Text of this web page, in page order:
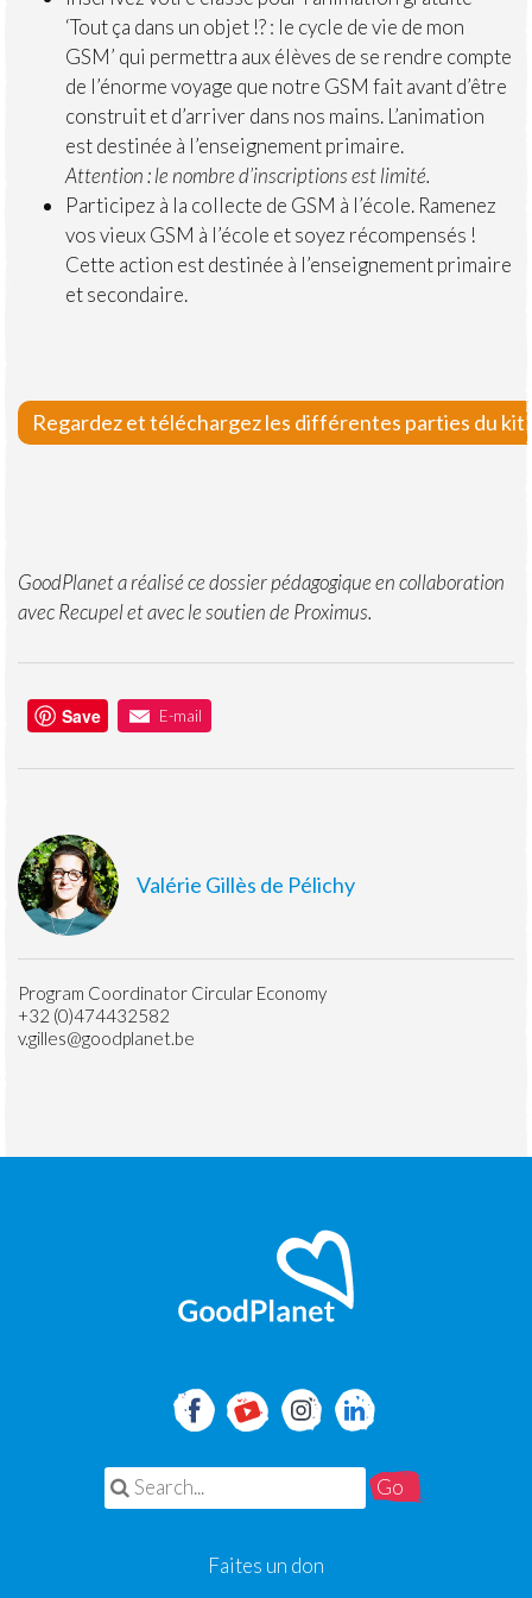
Valérie Gillès de Pélichy
Program Coordinator Circular Economy
+32 (0)474432582
v.gilles@goodplanet.be
‘Tout ça dans un objet !? : le cycle de vie de mon
GSM’ qui permettra aux élèves de se rendre compte
de l’énorme voyage que notre GSM fait avant d’être
construit et d’arriver dans nos mains. L’animation
est destinée à l’enseignement primaire.
Attention : le nombre d’inscriptions est limité.
Participez à la collecte de GSM à l’école. Ramenez
vos vieux GSM à l’école et soyez récompensés !
Cette action est destinée à l’enseignement primaire
et secondaire.
Regardez et téléchargez les différentes parties du kit
GoodPlanet a réalisé ce dossier pédagogique en collaboration
avec Recupel et avec le soutien de Proximus.
Save E-mail
Search for:
Faites un don